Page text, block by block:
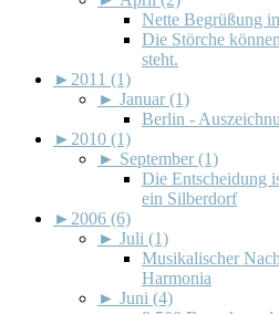
Nette Begrüßung
Die Störche
steht.
► 2011 (1)
► Januar (1)
Berlin -
► 2010 (1)
► September (1)
Die Entscheidung
ein Silberdorf
► 2006 (6)
► Juli (1)
Musikalischer
Harmonia
► Juni (4)